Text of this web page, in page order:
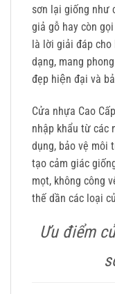
sơn lại giống như
giả gỗ hay còn
là lời giải đáp
dạng, mang
đẹp hiện đại và
Cửa nhựa Cao
nhập khẩu từ các
dụng, bảo vệ môi
tạo cảm giác
mọt, không công
thế dần các loại
Ưu điểm